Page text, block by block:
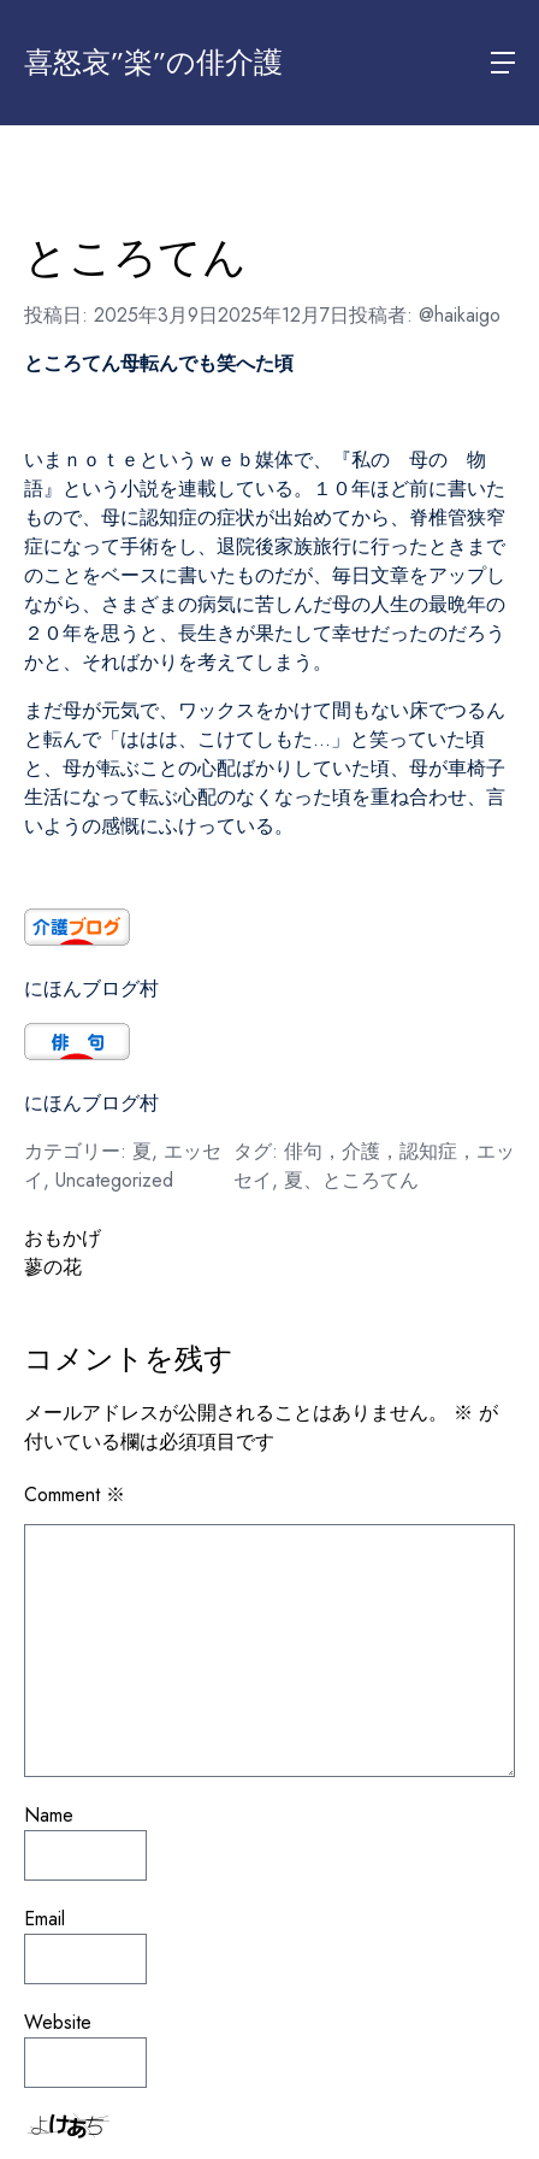
喜怒哀”楽”の俳介護
ところてん
投稿日: 2025年3月9日2025年12月7日投稿者: @haikaigo
ところてん母転んでも笑へた頃
いまｎｏｔｅというｗｅｂ媒体で、『私の 母の 物
語』という小説を連載している。１０年ほど前に書いた
もので、母に認知症の症状が出始めてから、脊椎管狭窄
症になって手術をし、退院後家族旅行に行ったときまで
のことをベースに書いたものだが、毎日文章をアップし
ながら、さまざまの病気に苦しんだ母の人生の最晩年の
２０年を思うと、長生きが果たして幸せだったのだろう
かと、そればかりを考えてしまう。
まだ母が元気で、ワックスをかけて間もない床でつるん
と転んで「ははは、こけてしもた…」と笑っていた頃
と、母が転ぶことの心配ばかりしていた頃、母が車椅子
生活になって転ぶ心配のなくなった頃を重ね合わせ、言
いようの感慨にふけっている。
にほんブログ村
にほんブログ村
カテゴリー: 夏, エッセ
イ, Uncategorized
タグ: 俳句，介護，認知症，エッ
セイ, 夏、ところてん
投
稿
ビ
ゲ
ー
シ
おもかげ
蓼の花
コメントを残す
メールアドレスが公開されることはありません。 ※ が
付いている欄は必須項目です
Comment ※
Name
Email
Website